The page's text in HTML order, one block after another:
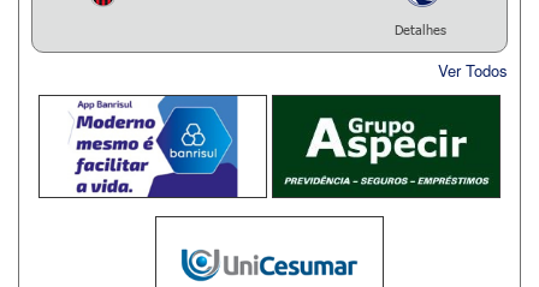
Detalhes
Ver Todos